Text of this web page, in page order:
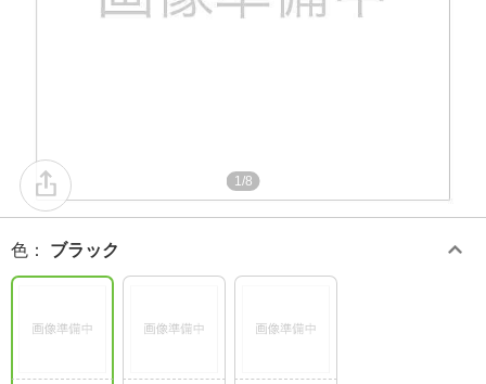
1/8
色 ： ブラック